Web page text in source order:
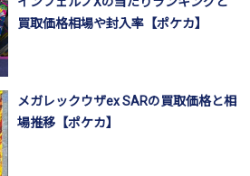
買取価格相場や封入率【ポケカ】
メガレックウザex SARの買取価格と相
場推移【ポケカ】